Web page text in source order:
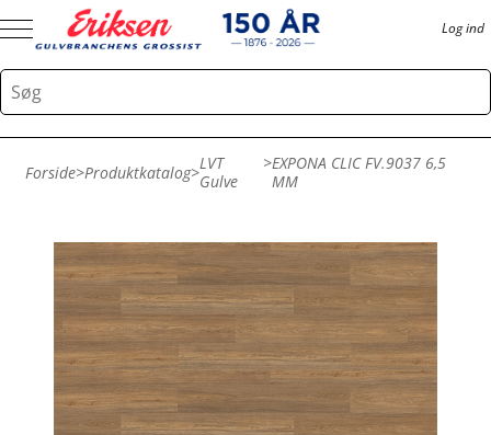
Log ind
Forside>Produktkatalog>LVT
Gulve
>EXPONA CLIC FV.9037 6,5
MM